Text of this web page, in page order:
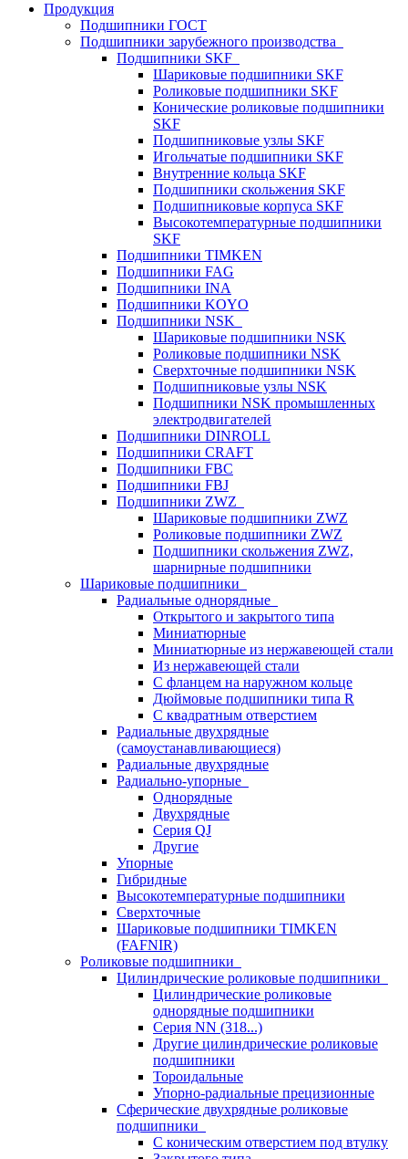
Продукция
Подшипники ГОСТ
Подшипники зарубежного производства
Подшипники SKF
Шариковые подшипники SKF
Роликовые подшипники SKF
Конические роликовые подшипники
SKF
Подшипниковые узлы SKF
Игольчатые подшипники SKF
Внутренние кольца SKF
Подшипники скольжения SKF
Подшипниковые корпуса SKF
Высокотемпературные подшипники
SKF
Подшипники TIMKEN
Подшипники FAG
Подшипники INA
Подшипники KOYO
Подшипники NSK
Шариковые подшипники NSK
Роликовые подшипники NSK
Сверхточные подшипники NSK
Подшипниковые узлы NSK
Подшипники NSK промышленных
электродвигателей
Подшипники DINROLL
Подшипники CRAFT
Подшипники FBC
Подшипники FBJ
Подшипники ZWZ
Шариковые подшипники ZWZ
Роликовые подшипники ZWZ
Подшипники скольжения ZWZ,
шарнирные подшипники
Шариковые подшипники
Радиальные однорядные
Открытого и закрытого типа
Миниатюрные
Миниатюрные из нержавеющей стали
Из нержавеющей стали
С фланцем на наружном кольце
Дюймовые подшипники типа R
С квадратным отверстием
Радиальные двухрядные
(самоустанавливающиеся)
Радиальные двухрядные
Радиально-упорные
Однорядные
Двухрядные
Серия QJ
Другие
Упорные
Гибридные
Высокотемпературные подшипники
Сверхточные
Шариковые подшипники TIMKEN
(FAFNIR)
Роликовые подшипники
Цилиндрические роликовые подшипники
Цилиндрические роликовые
однорядные подшипники
Серия NN (318...)
Другие цилиндрические роликовые
подшипники
Тороидальные
Упорно-радиальные прецизионные
Сферические двухрядные роликовые
подшипники
С коническим отверстием под втулку